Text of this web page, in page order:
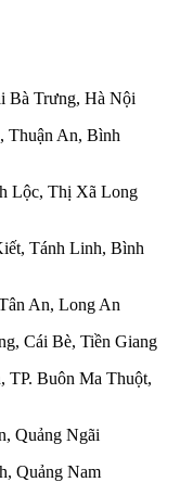
Bà Trưng, Hà Nội
Thuận An, Bình
Lộc, Thị Xã Long
Tánh Linh, Bình
An, Long An
Cái Bè, Tiền Giang
TP. Buôn Ma Thuột,
Quảng Ngãi
Quảng Nam